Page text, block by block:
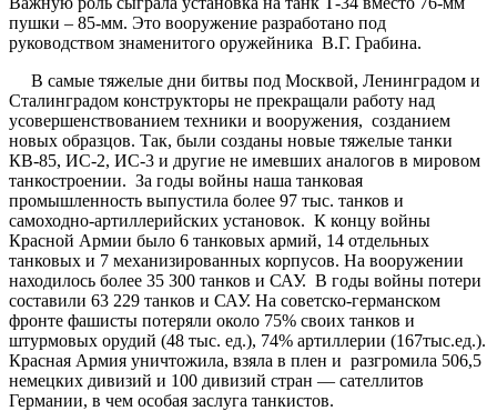
пушки – 85-мм. Это вооружение разработано под
руководством знаменитого оружейника В.Г. Грабина.
В самые тяжелые дни битвы под Москвой, Ленинградом и
Сталинградом конструкторы не прекращали работу над
усовершенствованием техники и вооружения, созданием
новых образцов. Так, были созданы новые тяжелые танки
КВ-85, ИС-2, ИС-3 и другие не имевших аналогов в мировом
танкостроении. За годы войны наша танковая
промышленность выпустила более 97 тыс. танков и
самоходно-артиллерийских установок. К концу войны
Красной Армии было 6 танковых армий, 14 отдельных
танковых и 7 механизированных корпусов. На вооружении
находилось более 35 300 танков и САУ. В годы войны потери
составили 63 229 танков и САУ. На советско-германском
фронте фашисты потеряли около 75% своих танков и
штурмовых орудий (48 тыс. ед.), 74% артиллерии (167тыс.ед.).
Красная Армия уничтожила, взяла в плен и разгромила 506,5
немецких дивизий и 100 дивизий стран — сателлитов
Германии, в чем особая заслуга танкистов.